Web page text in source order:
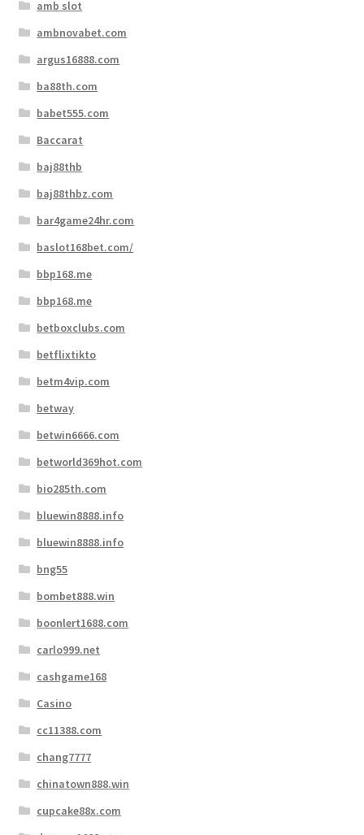
amb slot
ambnovabet.com
argus16888.com
ba88th.com
babet555.com
Baccarat
baj88thb
baj88thbz.com
bar4game24hr.com
baslot168bet.com/
bbp168.me
bbp168.me
betboxclubs.com
betflixtikto
betm4vip.com
betway
betwin6666.com
betworld369hot.com
bio285th.com
bluewin8888.info
bluewin8888.info
bng55
bombet888.win
boonlert1688.com
carlo999.net
cashgame168
Casino
cc11388.com
chang7777
chinatown888.win
cupcake88x.com